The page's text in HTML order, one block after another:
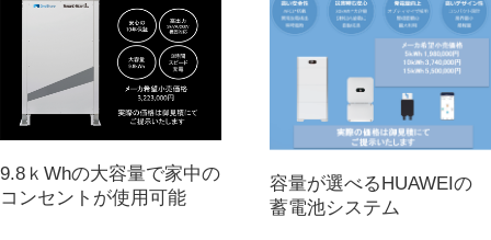
9.8ｋWhの大容量で家中の
コンセントが使用可能
容量が選べるHUAWEIの
蓄電池システム